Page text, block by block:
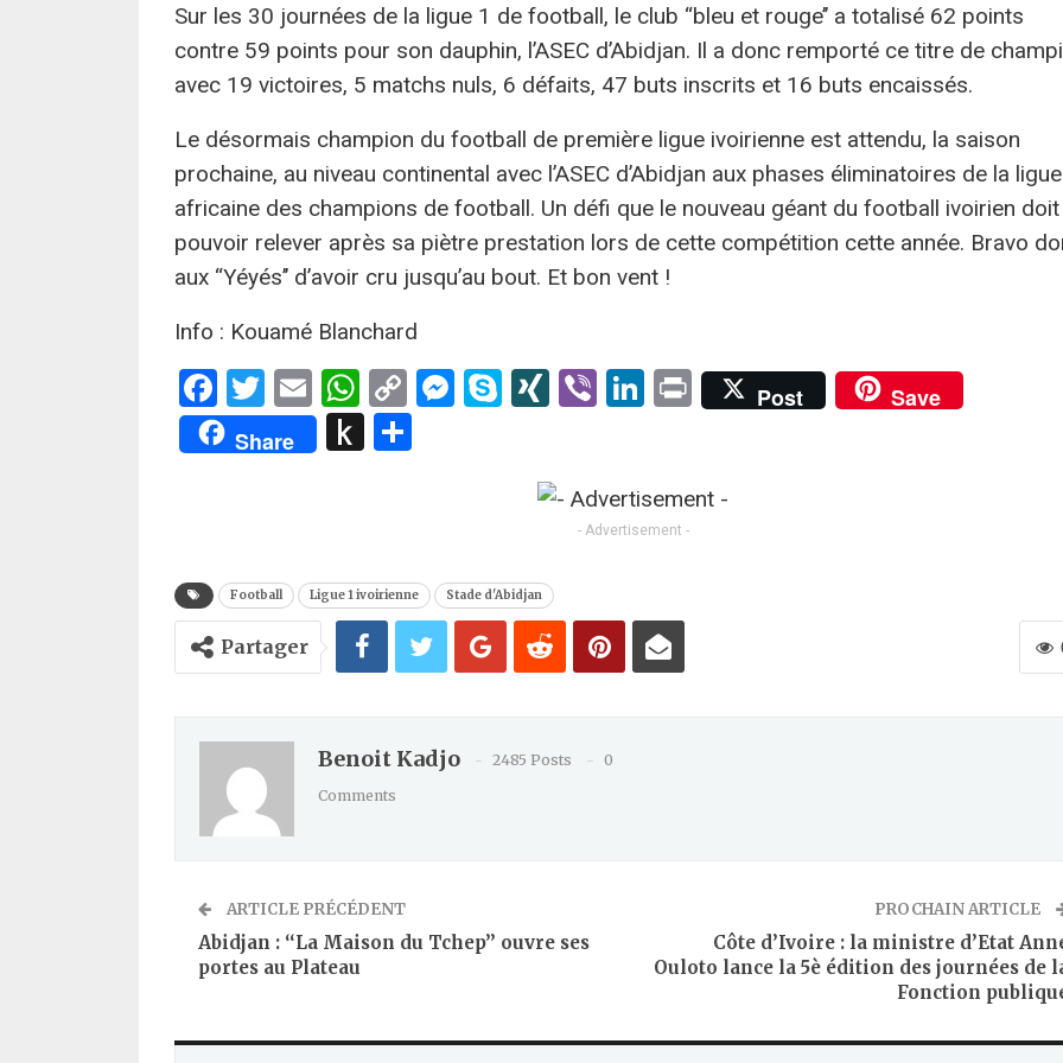
Sur les 30 journées de la ligue 1 de football, le club ‘‘bleu et rouge’’ a totalisé 62 points
contre 59 points pour son dauphin, l’ASEC d’Abidjan. Il a donc remporté ce titre de
avec 19 victoires, 5 matchs nuls, 6 défaits, 47 buts inscrits et 16 buts encaissés.
Le désormais champion du football de première ligue ivoirienne est attendu, la saison
prochaine, au niveau continental avec l’ASEC d’Abidjan aux phases éliminatoires de la ligue
africaine des champions de football. Un défi que le nouveau géant du football ivoirien doit
pouvoir relever après sa piètre prestation lors de cette compétition cette année. Bravo
aux ‘‘Yéyés’’ d’avoir cru jusqu’au bout. Et bon vent !
Info : Kouamé Blanchard
Facebook
Twitter
EmailWhatsApp
Copy
Link
Messenger
SkypeXINGViberLinkedIn
PrintPost
Save
Share
Push
- Advertisement -
Football Ligue 1 ivoirienne Stade d'Abidjan
Partager
Benoit Kadjo 2485 Posts
0
Comments
ARTICLE PRÉCÉDENT
Abidjan : ‘‘La Maison du Tchep’’ ouvre ses
portes au Plateau
PROCHAIN ARTICLE
Côte d’Ivoire : la ministre d’Etat
Ouloto lance la 5è édition des journées de
Fonction